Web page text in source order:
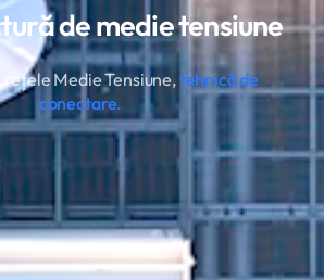
de medie tensiune
Medie Tensiune,tehnică de
conectare.